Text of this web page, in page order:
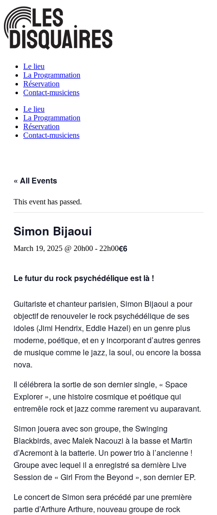
Skip
to
content
Le lieu
La Programmation
Réservation
Contact-musiciens
Le lieu
La Programmation
Réservation
Contact-musiciens
« All Events
This event has passed.
Simon Bijaoui
March 19, 2025 @ 20h00 - 22h00€6
Le futur du rock psychédélique est là !
Guitariste et chanteur parisien, Simon Bijaoui a pour
objectif de renouveler le rock psychédélique de ses
idoles (Jimi Hendrix, Eddie Hazel) en un genre plus
moderne, poétique, et en y incorporant d’autres genres
de musique comme le jazz, la soul, ou encore la bossa
nova.
Il célébrera la sortie de son dernier single, « Space
Explorer », une histoire cosmique et poétique qui
entremêle rock et jazz comme rarement vu auparavant.
Simon jouera avec son groupe, the Swinging
Blackbirds, avec Malek Nacouzi à la basse et Martin
d’Acremont à la batterie. Un power trio à l’ancienne !
Groupe avec lequel il a enregistré sa dernière Live
Session de « Girl From the Beyond », son dernier EP.
Le concert de Simon sera précédé par une première
partie d’Arthure Arthure, nouveau groupe de rock